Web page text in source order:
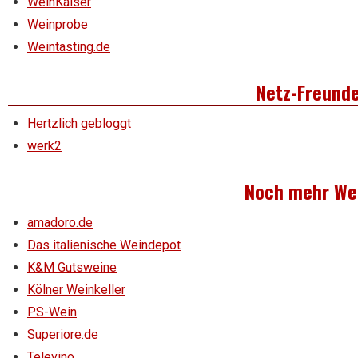
Weinprobe
Weintasting.de
Netz-
Hertzlich gebloggt
werk2
Noch mehr
amadoro.de
Das italienische Weindepot
K&M Gutsweine
Kölner Weinkeller
PS-Wein
Superiore.de